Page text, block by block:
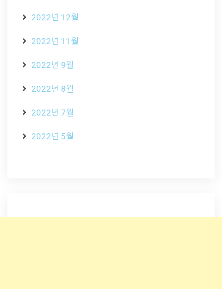
2022년 12월
2022년 11월
2022년 9월
2022년 8월
2022년 7월
2022년 5월